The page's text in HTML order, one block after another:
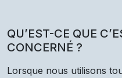
QU’EST-CE QUE
CONCERNÉ ?
Lorsque nous utilisons